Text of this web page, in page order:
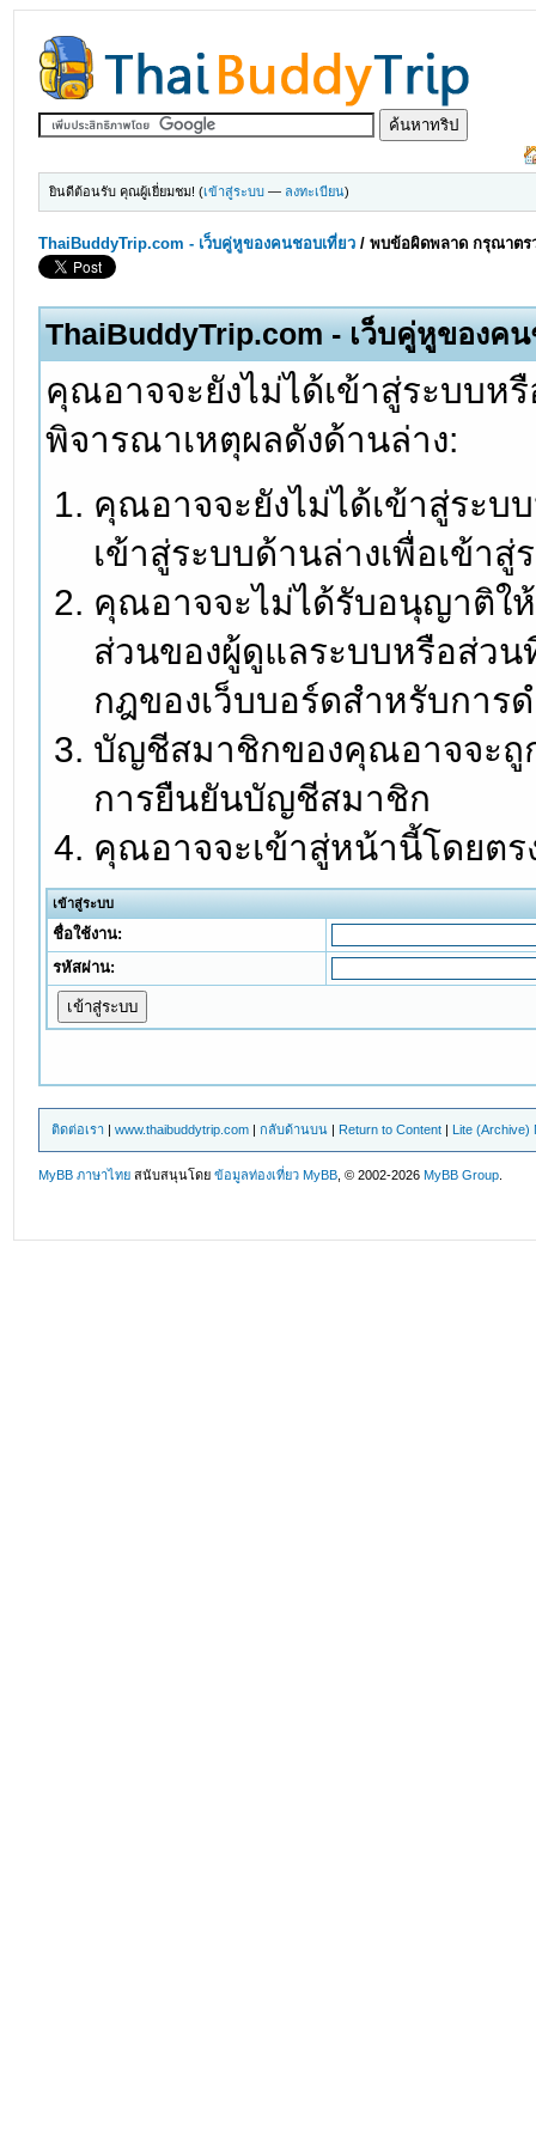
ยินดีต้อนรับ คุณผู้เยี่ยมชม! (เข้าสู่ระบบ — ลงทะเบียน)
ThaiBuddyTrip.com - เว็บคู่หูของคนชอบเที่ยว /พบข้อผิดพลาด กรุณาตร
ThaiBuddyTrip.com - เว็บคู่หูของค
คุณอาจจะยังไม่ได้เข้าสู่ระบบ
พิจารณาเหตุผลดังด้านล่าง:
คุณอาจจะยังไม่ได้เข้าสู่ระบ
เข้าสู่ระบบด้านล่างเพื่อเข้า
คุณอาจจะไม่ได้รับอนุญาติใ
ส่วนของผู้ดูแลระบบหรือส่ว
กฎของเว็บบอร์ดสำหรับการ
บัญชีสมาชิกของคุณอาจจะถู
การยืนยันบัญชีสมาชิก
คุณอาจจะเข้าสู่หน้านี้โดยต
เข้าสู่ระบบ
ชื่อใช้งาน:
รหัสผ่าน:
ติดต่อเรา |www.thaibuddytrip.com |กลับด้านบน | Return to Content | Lite (Archive)
MyBB ภาษาไทย สนับสนุนโดยข้อมูลท่องเที่ยว MyBB , © 2002-2026MyBB Group